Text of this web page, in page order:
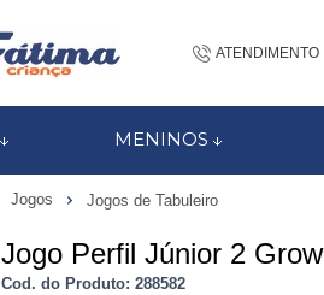
ATENDIMENTO
MENINOS
Jogos Jogos de Tabuleiro
Jogo Perfil Júnior 2 Grow
Cod. do Produto: 288582